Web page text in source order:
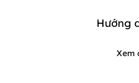
Hướng
Xem